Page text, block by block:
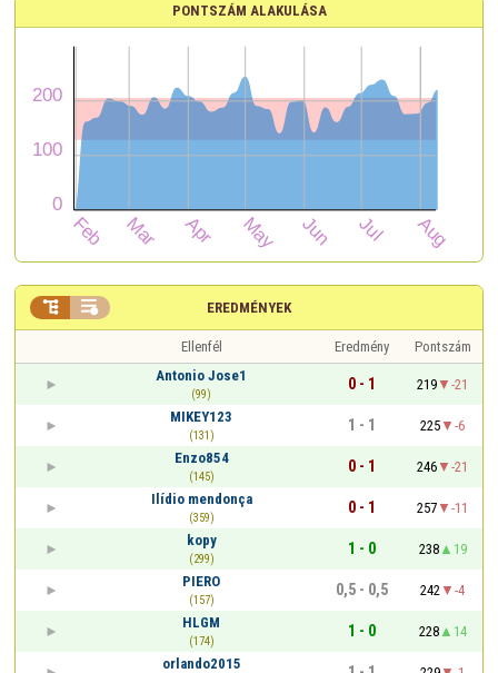
PONTSZÁM ALAKULÁSA
EREDMÉNYEK
 
Ellenfél Eredmény
Pontszám
Antonio Jose1
(99)
0 - 1 219
-21
MIKEY123
(131)
1 - 1 225
-6
Enzo854
(145)
0 - 1 246
-21
Ilídio mendonça
(359)
0 - 1 257
-11
kopy
(299)
1 - 0 238
19
PIERO
(157)
0,5 - 0,5 242
-4
HLGM
(174)
1 - 0 228
14
orlando2015